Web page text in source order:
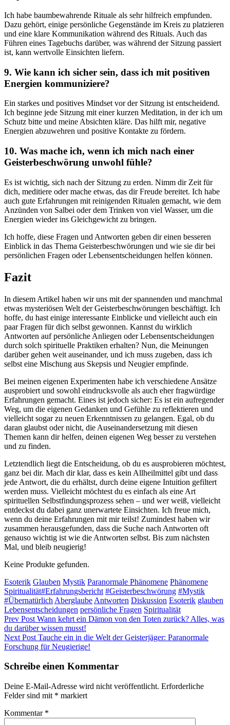
Ich habe baumbewahrende Rituale ‌als sehr hilfreich empfunden.
⁣Dazu gehört, einige persönliche Gegenstände im Kreis zu platzieren
und eine klare Kommunikation während des Rituals. Auch das
Führen eines‌ Tagebuchs darüber,‌ was während der Sitzung passiert
ist, kann wertvolle Einsichten liefern.
9. Wie kann ich ‌sicher sein, dass ich mit positiven
Energien kommuniziere?
Ein‍ starkes und positives Mindset vor der Sitzung ist entscheidend.
Ich beginne jede Sitzung mit einer kurzen Meditation, in der ich um
Schutz bitte und meine Absichten⁤ kläre. Das hilft mir, negative
⁣Energien abzuwehren und positive Kontakte zu fördern.
10. Was mache ⁤ich, wenn ich mich nach einer
‍Geisterbeschwörung unwohl fühle?
Es ist ‌wichtig, ⁤sich nach der Sitzung zu erden. Nimm dir Zeit für
dich, meditiere oder⁤ mache etwas, das dir Freude bereitet. Ich habe
auch gute Erfahrungen mit reinigenden Ritualen gemacht, wie dem
Anzünden von Salbei oder dem Trinken ‍von viel Wasser, um die
Energien wieder ins Gleichgewicht zu bringen.
Ich hoffe, diese Fragen und Antworten geben dir einen besseren
‌Einblick in das ​Thema Geisterbeschwörungen und wie sie dir bei
persönlichen ‌Fragen oder⁣ Lebensentscheidungen helfen können.
Fazit
In diesem⁤ Artikel haben wir uns mit der spannenden und manchmal
etwas mysteriösen Welt der Geisterbeschwörungen beschäftigt. Ich
hoffe, du hast einige interessante Einblicke und vielleicht auch ein
paar Fragen für‍ dich selbst gewonnen. Kannst du wirklich
Antworten auf persönliche Anliegen oder Lebensentscheidungen
durch solch spirituelle Praktiken⁤ erhalten? Nun, die ⁢Meinungen
⁤darüber gehen weit auseinander, und ich muss zugeben, dass ich
selbst eine Mischung aus Skepsis und Neugier empfinde.
Bei meinen eigenen Experimenten habe​ ich verschiedene Ansätze
ausprobiert und sowohl eindrucksvolle als auch eher ⁢fragwürdige
Erfahrungen gemacht. Eines ist jedoch sicher:​ Es ist ein aufregender
‌Weg, um die eigenen Gedanken und Gefühle zu reflektieren ⁤und
vielleicht​ sogar zu neuen Erkenntnissen‌ zu gelangen. Egal, ob du
daran glaubst oder nicht, die Auseinandersetzung mit diesen
Themen kann dir helfen, deinen eigenen Weg besser zu verstehen
und zu finden.
Letztendlich liegt die Entscheidung, ob du es ausprobieren möchtest,
ganz bei dir. Mach dir klar, dass es kein Allheilmittel gibt und dass
jede Antwort, die du erhältst, ⁢durch‌ deine eigene Intuition gefiltert
werden muss. Vielleicht möchtest du es ⁤einfach als​ eine Art
spirituellen Selbstfindungsprozess sehen – und wer weiß, vielleicht
entdeckst du dabei ganz ⁤unerwartete Einsichten. Ich freue mich,
wenn du deine Erfahrungen mit mir teilst! Zumindest haben wir
zusammen herausgefunden, dass die Suche nach Antworten oft
genauso wichtig ist wie die Antworten selbst. Bis zum nächsten ​
Mal, und bleib neugierig!
Keine Produkte gefunden.
Categories
Esoterik Glauben Mystik Paranormale Phänomene Phänomene
SpiritualitätTags,
#Erfahrungsbericht #Geisterbeschwörung #Mystik
#Übernatürlich Aberglaube Antworten Diskussion Esoterik glauben
Lebensentscheidungen persönliche Fragen Spiritualität
Beitragsnavigation
Previous
Post
Prev Post Wann kehrt ein Dämon von den Toten zurück? Alles, was
du darüber wissen musst!
Next
Post
Next Post Tauche ein in die Welt der Geisterjäger: Paranormale
Forschung für Neugierige!
Schreibe einen Kommentar
Deine E-Mail-Adresse wird nicht veröffentlicht. Erforderliche
Felder sind mit * markiert
Kommentar *